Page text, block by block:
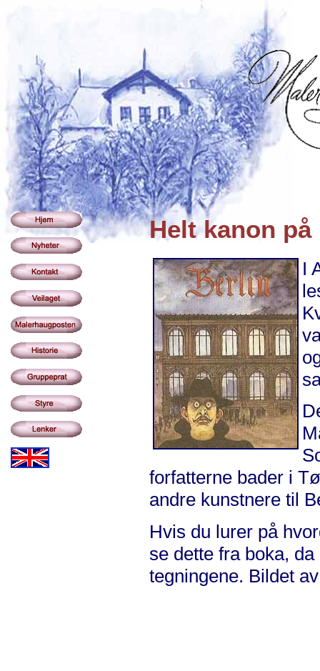
Helt kanon på
I
forfatterne bader i
andre kunstnere til
Hvis du lurer på
se dette fra boka,
tegningene. Bildet